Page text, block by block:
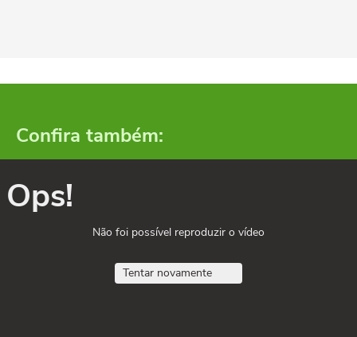
Confira também:
Ops!
Não foi possível reproduzir o vídeo
Tentar novamente